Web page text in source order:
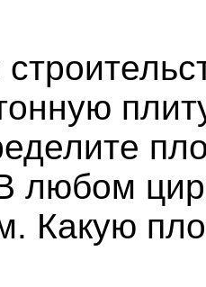
любом
Какую